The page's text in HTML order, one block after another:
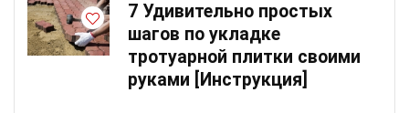
7 Удивительно простых
шагов по укладке
тротуарной плитки своими
руками [Инструкция]